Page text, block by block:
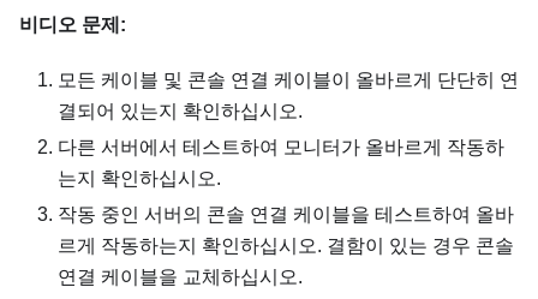
비디오 문제:
모든 케이블 및 콘솔 연결 케이블이 올바르게 단단히 연
결되어 있는지 확인하십시오.
다른 서버에서 테스트하여 모니터가 올바르게 작동하
는지 확인하십시오.
작동 중인 서버의 콘솔 연결 케이블을 테스트하여 올바
르게 작동하는지 확인하십시오. 결함이 있는 경우 콘솔
연결 케이블을 교체하십시오.